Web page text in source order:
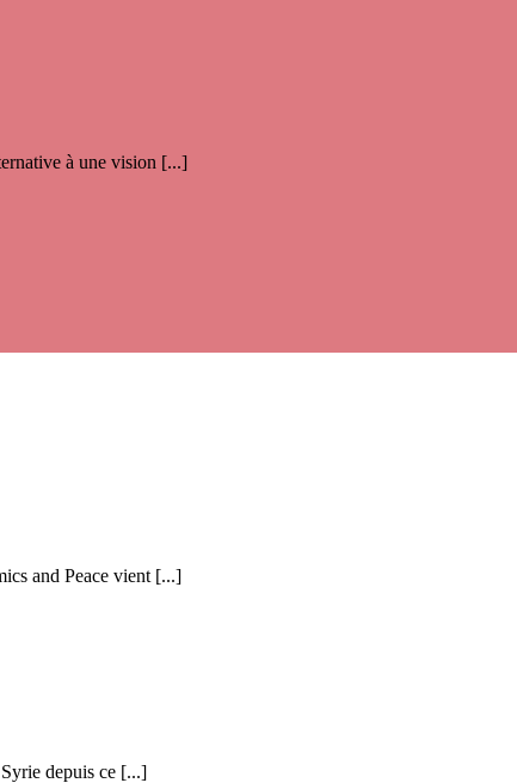
à une vision [...]
and Peace vient [...]
depuis ce [...]